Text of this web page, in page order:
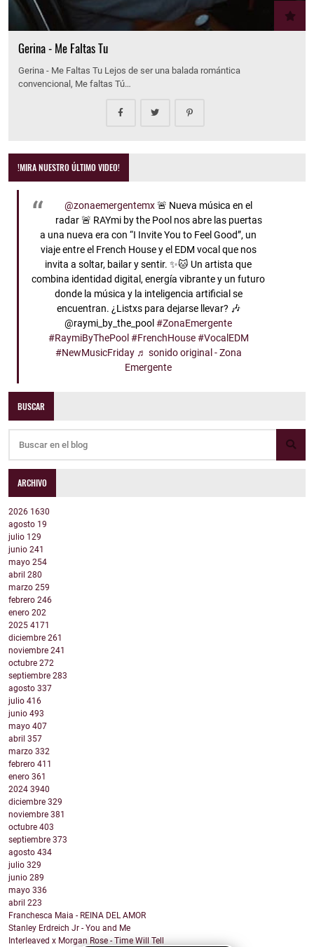
Gerina - Me Faltas Tu
Gerina - Me Faltas Tu Lejos de ser una balada romántica
convencional, Me faltas Tú…
!MIRA NUESTRO ÚLTIMO VIDEO!
@zonaemergentemx🚨 Nueva música en el
radar 🚨 RAYmi by the Pool nos abre las puertas
a una nueva era con “I Invite You to Feel Good”, un
viaje entre el French House y el EDM vocal que nos
invita a soltar, bailar y sentir. ✨🐱 Un artista que
combina identidad digital, energía vibrante y un futuro
donde la música y la inteligencia artificial se
encuentran. ¿Listxs para dejarse llevar? 🎶
@raymi_by_the_pool#ZonaEmergente
#RaymiByThePool #FrenchHouse #VocalEDM
#NewMusicFriday ♬ sonido original - Zona
Emergente
BUSCAR
ARCHIVO
2026 1630
agosto 19
julio 129
junio 241
mayo 254
abril 280
marzo 259
febrero 246
enero 202
2025 4171
diciembre 261
noviembre 241
octubre 272
septiembre 283
agosto 337
julio 416
junio 493
mayo 407
abril 357
marzo 332
febrero 411
enero 361
2024 3940
diciembre 329
noviembre 381
octubre 403
septiembre 373
agosto 434
julio 329
junio 289
mayo 336
abril 223
Franchesca Maia - REINA DEL AMOR
Stanley Erdreich Jr - You and Me
Interleaved x Morgan Rose - Time Will Tell